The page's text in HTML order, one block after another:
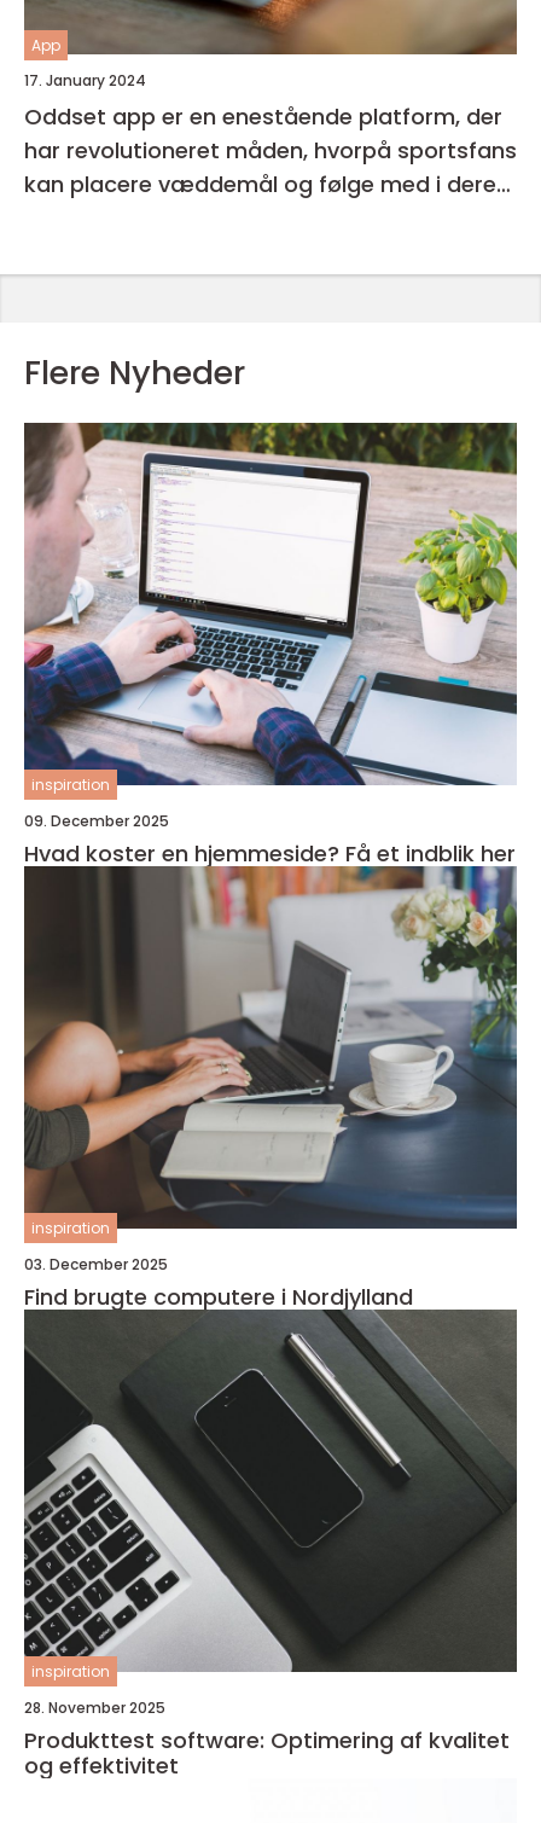
App
17. January 2024
Oddset app er en enestående platform, der
har revolutioneret måden, hvorpå sportsfans
kan placere væddemål og følge med i deres
Flere Nyheder
inspiration
09. December 2025
Hvad koster en hjemmeside? Få et indblik her
inspiration
03. December 2025
Find brugte computere i Nordjylland
inspiration
28. November 2025
Produkttest software: Optimering af kvalitet
og effektivitet